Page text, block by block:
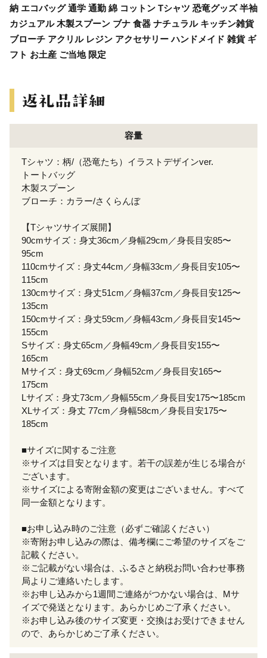
納 エコバッグ 通学 通勤 綿 コットン Tシャツ 恐竜グッズ 半袖
カジュアル 木製スプーン ブナ 食器 ナチュラル キッチン雑貨
ブローチ アクリル レジン アクセサリー ハンドメイド 雑貨 ギ
フト お土産 ご当地 限定
容量
Tシャツ：柄/（恐竜たち）イラストデザインver.
トートバッグ
木製スプーン
ブローチ：カラー/さくらんぼ
【Tシャツサイズ展開】
90cmサイズ：身丈36cm／身幅29cm／身長目安85〜
95cm
110cmサイズ：身丈44cm／身幅33cm／身長目安105〜
115cm
130cmサイズ：身丈51cm／身幅37cm／身長目安125〜
135cm
150cmサイズ：身丈59cm／身幅43cm／身長目安145〜
155cm
Sサイズ：身丈65cm／身幅49cm／身長目安155〜
165cm
Mサイズ：身丈69cm／身幅52cm／身長目安165〜
175cm
Lサイズ：身丈73cm／身幅55cm／身長目安175〜185cm
XLサイズ：身丈 77cm／身幅58cm／身長目安175〜
185cm
■サイズに関するご注意
※サイズは目安となります。若干の誤差が生じる場合が
ございます。
※サイズによる寄附金額の変更はございません。すべて
同一金額となります。
■お申し込み時のご注意（必ずご確認ください）
※寄附お申し込みの際は、備考欄にご希望のサイズをご
記載ください。
※ご記載がない場合は、ふるさと納税お問い合わせ事務
局よりご連絡いたします。
※お申し込みから1週間ご連絡がつかない場合は、Mサ
イズで発送となります。あらかじめご了承ください。
※お申し込み後のサイズ変更・交換はお受けできません
ので、あらかじめご了承ください。